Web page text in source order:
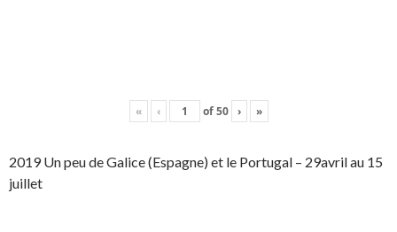
« ‹ of50 › »
2019 Un peu de Galice (Espagne) et le Portugal – 29avril au 15
juillet